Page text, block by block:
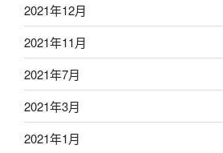
2021年12月
2021年11月
2021年7月
2021年3月
2021年1月